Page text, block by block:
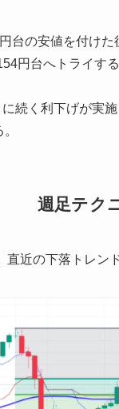
台の安値を付けた
円台へトライする
続く利下げが実
週足テク
近の下落トレン